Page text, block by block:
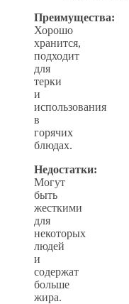
Преимущества:
Хорошо
хранится,
подходит
для
терки
и
использования
в
горячих
блюдах.
Недостатки:
Могут
быть
жесткими
для
некоторых
людей
и
содержат
больше
жира.